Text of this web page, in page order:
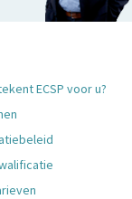
ECSP voor u?